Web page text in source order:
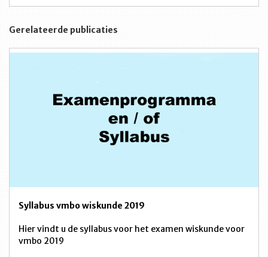
Gerelateerde publicaties
Syllabus vmbo wiskunde 2019
Hier vindt u de syllabus voor het examen wiskunde voor
vmbo 2019